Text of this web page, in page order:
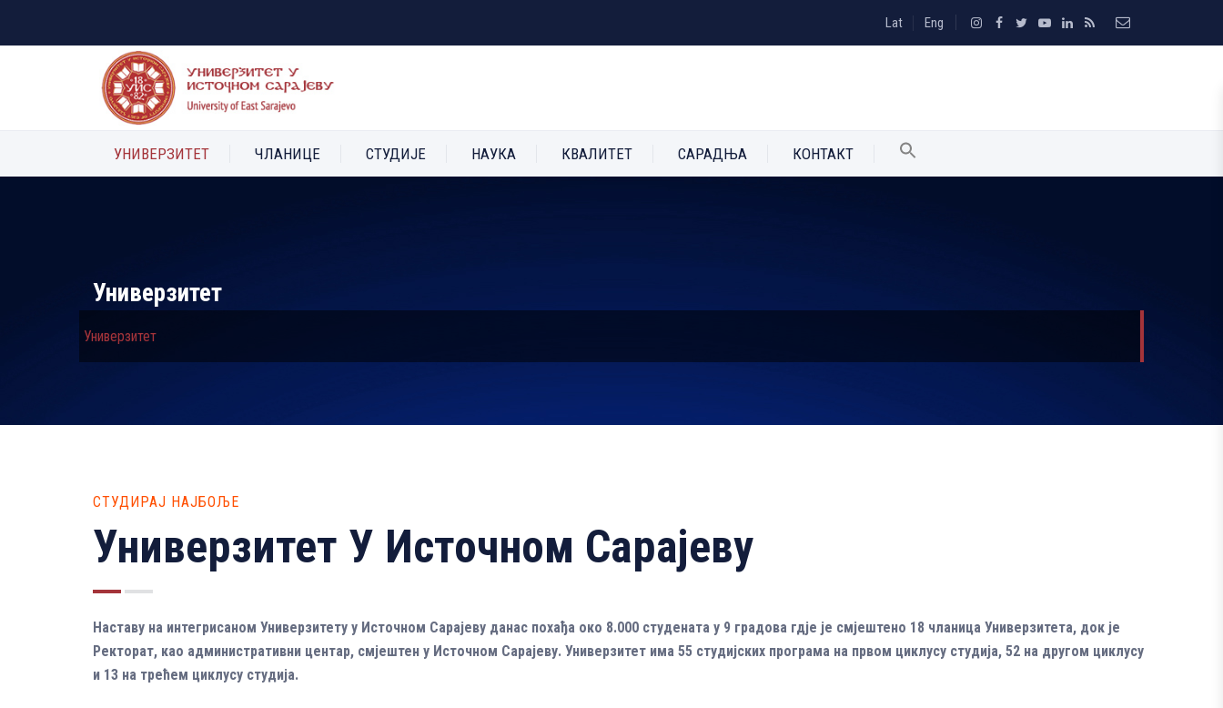
Lat Eng
УНИВЕРЗИТЕТ ЧЛАНИЦЕ СТУДИЈЕ НАУКА КВАЛИТЕТ САРАДЊА КОНТАКТ
Универзитет
Универзитет
СТУДИРАЈ НАЈБОЉЕ
Универзитет У Источном Сарајеву
Наставу на интегрисаном Универзитету у Источном Сарајеву данас похађа око 8.000 студената у 9 градова гдје је смјештено 18 чланица Универзитета, док је
Ректорат, као административни центар, смјештен у Источном Сарајеву. Универзитет има 55 студијских програма на првом циклусу студија, 52 на другом циклусу
и 13 на трећем циклусу студија.